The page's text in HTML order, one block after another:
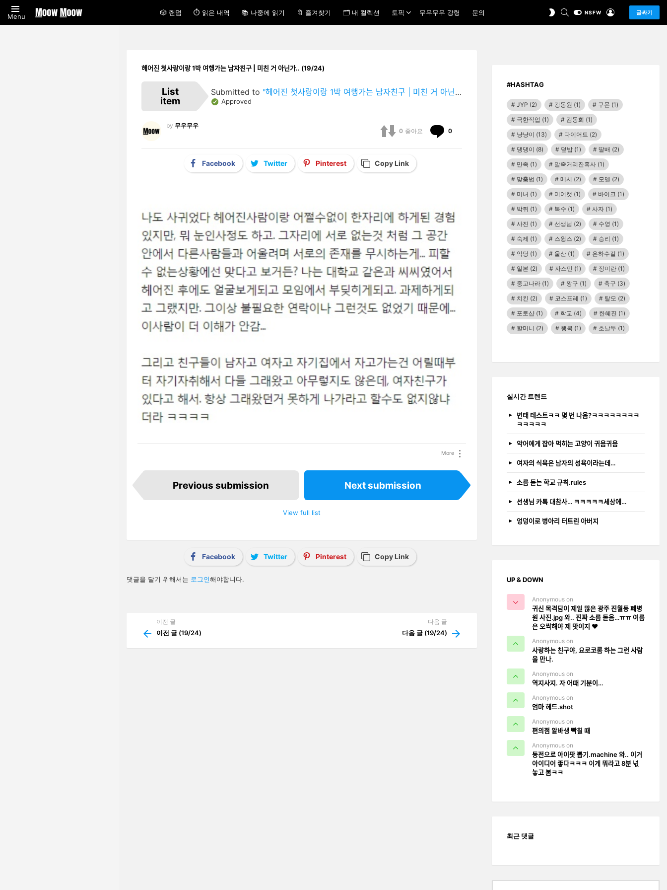
Menu 🎲 랜덤 ⏱ 읽은 내역 📚 나중에 읽기 🔖 즐겨찾기 🗂 내 컬렉션 토픽 무우무우 강령 문의
SWITCHSEARCHNSFW 글싸기
헤어진 첫사랑이랑 1박 여행가는 남자친구 | 미친 거 아닌가.. (19/24)
List
item
Submitted to "헤어진 첫사랑이랑 1박 여행가는 남자친구 | 미친 거 아닌가.."
Approved
by 무우무우
0 좋아요 0
Facebook Twitter Pinterest Copy Link
More
t
m
Previous submission Next submission
View full list
Facebook Twitter Pinterest Copy Link
답
글
댓글을 달기 위해서는 로그인해야합니다.
more
이전 글
이전 글 (19/24)
다음 글
다음 글 (19/24)
#HASHTAG
JYP (2) 강동원 (1) 구몬 (1)
극한직업 (1) 김동희 (1)
냥냥이 (13) 다이어트 (2)
댕댕이 (8) 덮밥 (1) 딸배 (2)
만족 (1) 말죽거리잔혹사 (1)
맞춤법 (1) 메시 (2) 모델 (2)
미녀 (1) 미어캣 (1) 바이크 (1)
박쥐 (1) 복수 (1) 사자 (1)
사진 (1) 선생님 (2) 수영 (1)
숙제 (1) 스윙스 (2) 승리 (1)
악당 (1) 울산 (1) 은하수길 (1)
일본 (2) 자스민 (1) 장미란 (1)
중고나라 (1) 짱구 (1) 축구 (3)
치킨 (2) 코스프레 (1) 탈모 (2)
포토샵 (1) 학교 (4) 한혜진 (1)
할머니 (2) 행복 (1) 호날두 (1)
실시간 트렌드
변태 테스트ㅋㅋ 몇 번 나옴?ㅋㅋㅋㅋㅋㅋㅋㅋ
ㅋㅋㅋㅋㅋ
악어에게 잡아 먹히는 고양이 귀욤귀욤
여자의 식욕은 남자의 성욕이라는데…
소름 돋는 학교 규칙.rules
선생님 카톡 대참사… ㅋㅋㅋㅋㅋ세상에…
엉덩이로 병아리 터트린 아버지
UP & DOWN
Anonymous on
귀신 목격담이 제일 많은 광주 진월동 폐병
원 사진.jpg 와.. 진짜 소름 돋음…ㅠㅠ 여름
은 오싹해야 제 맛이지 ❤️
Anonymous on
사랑하는 친구야, 요로코롬 하는 그런 사람
을 만나.
Anonymous on
역지사지. 자 어때 기분이…
Anonymous on
엄마 헤드.shot
Anonymous on
편의점 알바생 빡칠 때
Anonymous on
동전으로 아이팟 뽑기.machine 와.. 이거
아이디어 좋다ㅋㅋㅋ 이게 뭐라고 8분 넋
놓고 봄ㅋㅋ
최근 댓글